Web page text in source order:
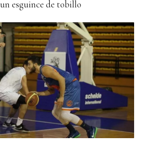
esguince de tobillo